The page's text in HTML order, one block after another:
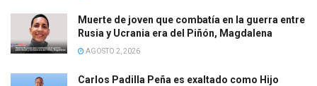
Muerte de joven que combatía en la guerra entre
Rusia y Ucrania era del Piñón, Magdalena
AGOSTO 2, 2026
Carlos Padilla Peña es exaltado como Hijo